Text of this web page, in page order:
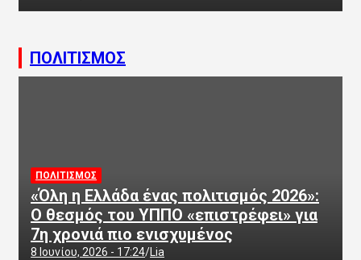
ΠΟΛΙΤΙΣΜΟΣ
ΠΟΛΙΤΙΣΜΟΣ
«Όλη η Ελλάδα ένας πολιτισμός 2026»:
Ο θεσμός του ΥΠΠΟ «επιστρέφει» για
7η χρονιά πιο ενισχυμένος
8 Ιουνίου, 2026 - 17:24 Lia